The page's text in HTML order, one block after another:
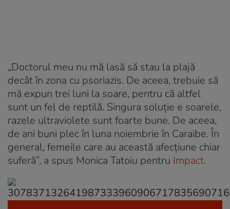
„Doctorul meu nu mă lasă să stau la plajă
decât în zona cu psoriazis. De aceea, trebuie să
mă expun trei luni la soare, pentru că altfel
sunt un fel de reptilă. Singura soluție e soarele,
razele ultraviolete sunt foarte bune. De aceea,
de ani buni plec în luna noiembrie în Caraibe. În
general, femeile care au această afecțiune chiar
suferă”, a spus Monica Tatoiu pentru Impact.